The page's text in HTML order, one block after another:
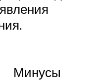
Минусы